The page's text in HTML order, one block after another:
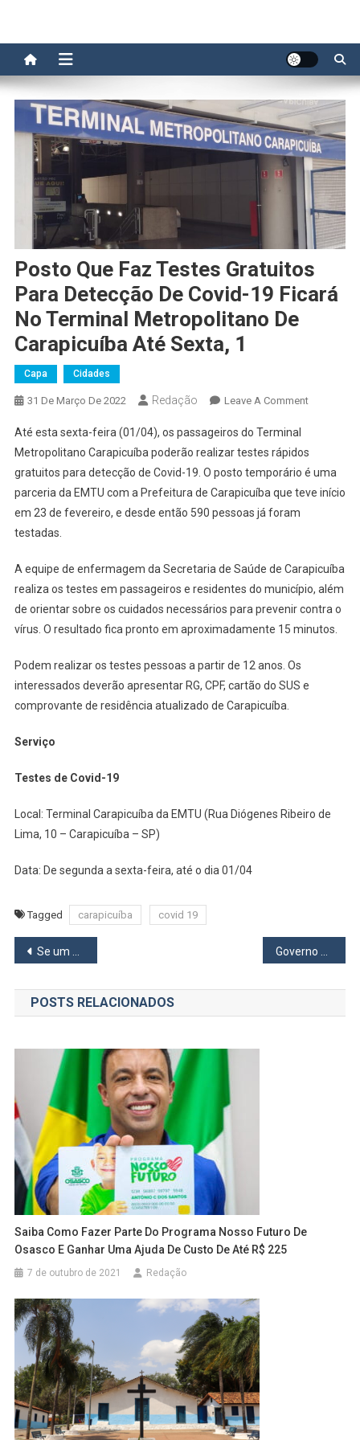
Posto Que Faz Testes Gratuitos
Para Detecção De Covid-19 Ficará
No Terminal Metropolitano De
Carapicuíba Até Sexta, 1
Capa Cidades
31 De Março De 2022 Redação Leave A CommentOn
Faz
Testes
Gratuitos
Covid-
19
Ficará
Até esta sexta-feira (01/04), os passageiros do Terminal
Metropolitano Carapicuíba poderão realizar testes rápidos
gratuitos para detecção de Covid-19. O posto temporário é uma
parceria da EMTU com a Prefeitura de Carapicuíba que teve início
em 23 de fevereiro, e desde então 590 pessoas já foram
testadas.
A equipe de enfermagem da Secretaria de Saúde de Carapicuíba
realiza os testes em passageiros e residentes do município, além
de orientar sobre os cuidados necessários para prevenir contra o
vírus. O resultado fica pronto em aproximadamente 15 minutos.
Podem realizar os testes pessoas a partir de 12 anos. Os
interessados deverão apresentar RG, CPF, cartão do SUS e
comprovante de residência atualizado de Carapicuíba.
Serviço
Testes de Covid-19
Local: Terminal Carapicuíba da EMTU (Rua Diógenes Ribeiro de
Lima, 10 – Carapicuíba – SP)
Data: De segunda a sexta-feira, até o dia 01/04
Tagged carapicuíba covid 19
Navegação
de
Post
Se um Baião é bom sozinho que dirá Baião de Dois
POSTS RELACIONADOS
Saiba Como Fazer Parte Do Programa Nosso Futuro De
Osasco E Ganhar Uma Ajuda De Custo De Até R$ 225
7 de outubro de 2021 Redação